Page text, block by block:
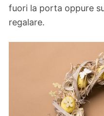
fuori la porta oppure
regalare.